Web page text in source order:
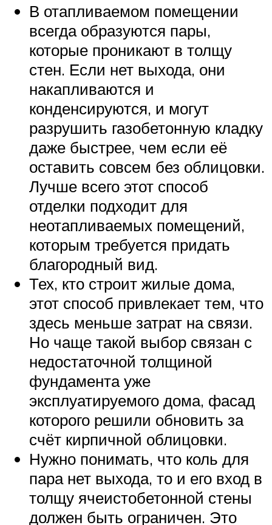
В отапливаемом помещении
всегда образуются пары,
которые проникают в толщу
стен. Если нет выхода, они
накапливаются и
конденсируются, и могут
разрушить газобетонную кладку
даже быстрее, чем если её
оставить совсем без облицовки.
Лучше всего этот способ
отделки подходит для
неотапливаемых помещений,
которым требуется придать
благородный вид.
Тех, кто строит жилые дома,
этот способ привлекает тем, что
здесь меньше затрат на связи.
Но чаще такой выбор связан с
недостаточной толщиной
фундамента уже
эксплуатируемого дома, фасад
которого решили обновить за
счёт кирпичной облицовки.
Нужно понимать, что коль для
пара нет выхода, то и его вход в
толщу ячеистобетонной стены
должен быть ограничен. Это